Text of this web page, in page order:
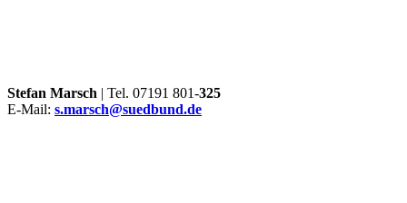
Stefan Marsch | Tel. 07191 801-325
E-Mail: s.marsch@suedbund.de